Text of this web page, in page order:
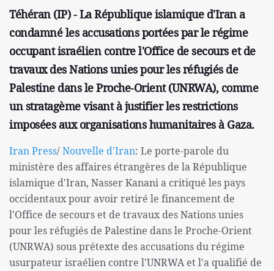
Téhéran (IP) - La République islamique d'Iran a
condamné les accusations portées par le régime
occupant israélien contre l'Office de secours et de
travaux des Nations unies pour les réfugiés de
Palestine dans le Proche-Orient (UNRWA), comme
un stratagème visant à justifier les restrictions
imposées aux organisations humanitaires à Gaza.
Iran Press/Nouvelle d'Iran: Le porte-parole du
ministère des affaires étrangères de la République
islamique d'Iran, Nasser Kanani a critiqué les pays
occidentaux pour avoir retiré le financement de
l'Office de secours et de travaux des Nations unies
pour les réfugiés de Palestine dans le Proche-Orient
(UNRWA) sous prétexte des accusations du régime
usurpateur israélien contre l'UNRWA et l'a qualifié de